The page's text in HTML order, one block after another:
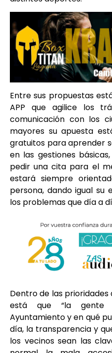
Entre sus propuestas
APP que agilice los
comunicación con los
mayores su apuesta
gratuitos para aprender
en las gestiones
pedir una cita para el
estará siempre
persona, dando igual su
los problemas que día a
Dentro de las
está que “la
Ayuntamiento y en qué
día, la transparencia y
los vecinos sean las